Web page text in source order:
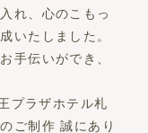
れ、心のこもっ
いたしました。
手伝いができ、
プラザホテル札
ご制作 誠にあり